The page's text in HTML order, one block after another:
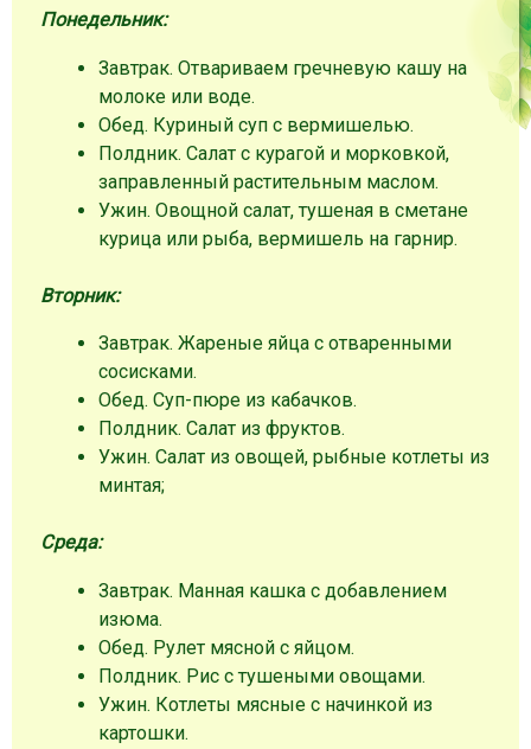
Понедельник:
Завтрак. Отвариваем гречневую кашу на
молоке или воде.
Обед. Куриный суп с вермишелью.
Полдник. Салат с курагой и морковкой,
заправленный растительным маслом.
Ужин. Овощной салат, тушеная в сметане
курица или рыба, вермишель на гарнир.
Вторник:
Завтрак. Жареные яйца с отваренными
сосисками.
Обед. Суп-пюре из кабачков.
Полдник. Салат из фруктов.
Ужин. Салат из овощей, рыбные котлеты из
минтая;
Среда:
Завтрак. Манная кашка с добавлением
изюма.
Обед. Рулет мясной с яйцом.
Полдник. Рис с тушеными овощами.
Ужин. Котлеты мясные с начинкой из
картошки.